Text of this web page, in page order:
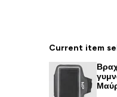
Current item